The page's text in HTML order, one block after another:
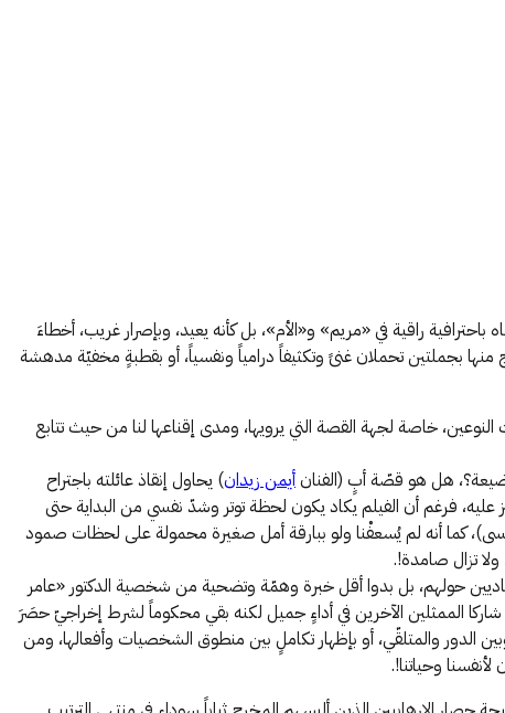
راقية في «مريم» و«الأم»، بل كأنه يعيد، وبإصرار غريب، أخطاءَ
بجملتين تحملان غنىً وتكثيفاً درامياً ونفسياً، أو بقطبةٍ مخفيّة مدهشة
خاصة لجهة القصة التي يرويها، ومدى إقناعها لنا من حيث تتابع
هل هو قصّة أبٍ (الفنانأيمن زيدان) يحاول إنقاذ عائلته باجتراح
عليه، فرغم أن الفيلم يكاد يكون لحظة توتر وشدّ نفسي من البداية حتى
كما أنه لم يُسعفْنا ولو ببارقة أمل صغيرة محمولة على لحظات صمود
تزال صامدة!.
حولهم، بل بدوا أقل خبرة وهمّة وتضحية من شخصية الدكتور «عامر
الممثلين الآخرين في أداءٍ جميل لكنه بقي محكوماً لشرط إخراجيّ حصَرَ
والمتلقّي، أو بإظهار تكاملٍ بين منطوق الشخصيات وأفعالها، ومن
وحياتنا!.